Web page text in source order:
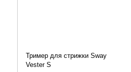
Тример для стрижки Sway
Vester S